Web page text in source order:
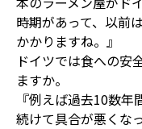
時期があって、以前
かかりますね。』
ドイツでは食への安
ますか。
『例えば過去10数
続けて具合が悪くな